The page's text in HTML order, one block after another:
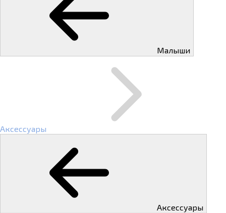
Малыши
Аксессуары
Аксессуары